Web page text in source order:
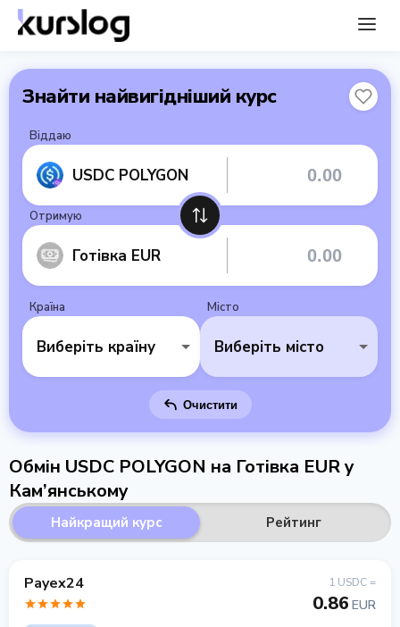
Знайти найвигідніший курс
Віддаю
USDC POLYGON
Отримую
Готівка EUR
Країна
Виберіть країну
Місто
Виберіть місто
Очистити
Обмін USDC POLYGON на Готівка EUR у
Кам’янському
Найкращий курс Рейтинг
Payex24 1 USDC =
0.86 EUR